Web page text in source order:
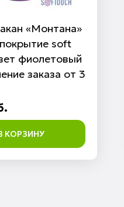
«Монтана»
soft
фиолетовый
заказа от 3
КОРЗИНУ